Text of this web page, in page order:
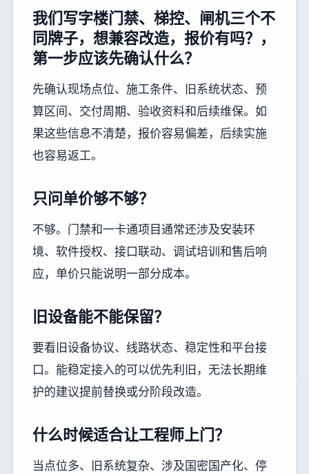
我们写字楼门禁、梯控、闸机三个不
同牌子，想兼容改造，报价有吗？，
第一步应该先确认什么？
先确认现场点位、施工条件、旧系统状态、预
算区间、交付周期、验收资料和后续维保。如
果这些信息不清楚，报价容易偏差，后续实施
也容易返工。
只问单价够不够？
不够。门禁和一卡通项目通常还涉及安装环
境、软件授权、接口联动、调试培训和售后响
应，单价只能说明一部分成本。
旧设备能不能保留？
要看旧设备协议、线路状态、稳定性和平台接
口。能稳定接入的可以优先利旧，无法长期维
护的建议提前替换或分阶段改造。
什么时候适合让工程师上门？
当点位多、旧系统复杂、涉及国密国产化、停